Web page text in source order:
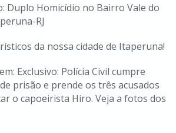
Duplo Homicídio no Bairro Vale do
RJ
da nossa cidade de Itaperuna!
Exclusivo: Polícia Civil cumpre
prisão e prende os três acusados
o capoeirista Hiro. Veja a fotos dos